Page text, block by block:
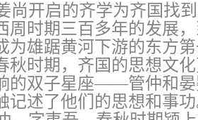
尚开启的齐学为齐国找
周时期三百多年的发展
为雄踞黄河下游的东方
秋时期，齐国的思想文
的双子星座——管仲和晏
记述了他们的思想和事